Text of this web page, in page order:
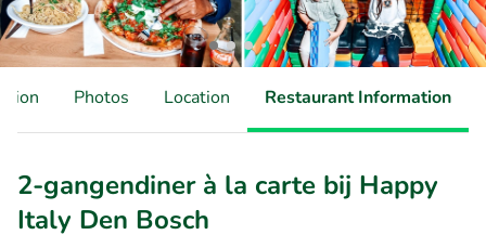
Photos Location Restaurant Information
2-gangendiner à la carte bij Happy
Italy Den Bosch